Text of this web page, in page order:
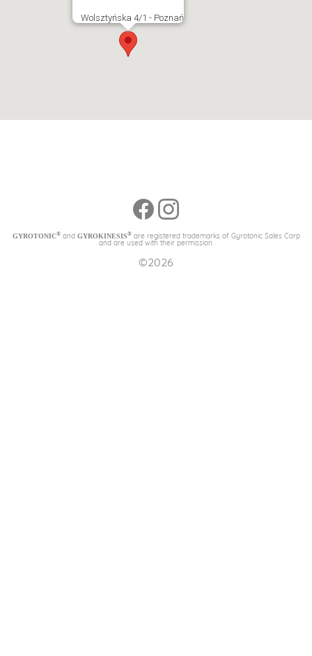
Wolsztyńska 4/1 - Poznań
GYROTONIC®and GYROKINESIS®are registered trademarks of Gyrotonic Sales Corp
and are used with their permission.
©2026